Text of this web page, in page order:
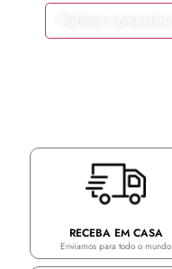
RECEBA EM CASA
Enviamos para todo o mundo